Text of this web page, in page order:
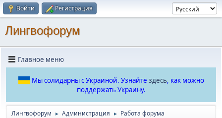
Войти Регистрация
Лингвофорум
Главное меню
Мы солидарны с Украиной. Узнайте здесь, как можно
поддержать Украину.
Лингвофорум ► Администрация ► Работа форума